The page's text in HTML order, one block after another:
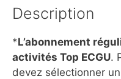
Description
*L’abonnement
activités Top ECGU.
devez sélectionner